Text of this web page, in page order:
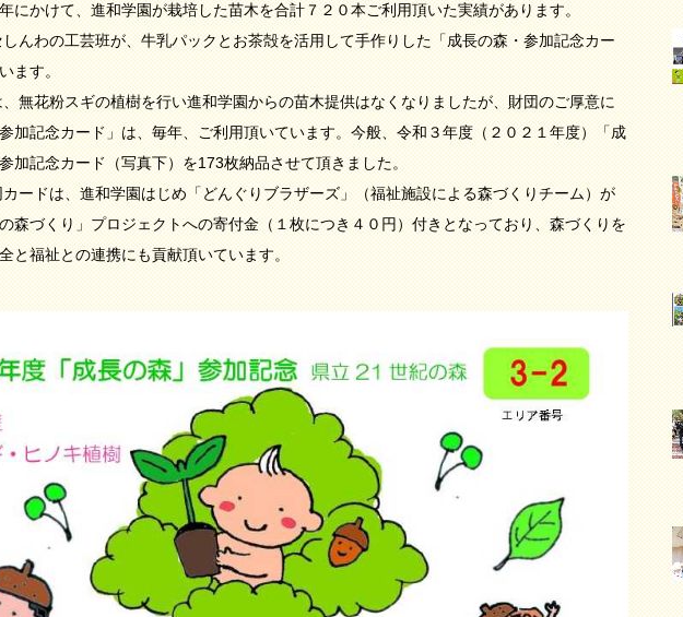
にかけて、進和学園が栽培した苗木を合計７２０本ご利用頂いた実績があります。
しんわの工芸班が、牛乳パックとお茶殻を活用して手作りした「成長の森・参加記念カー
ます。
、無花粉スギの植樹を行い進和学園からの苗木提供はなくなりましたが、財団のご厚意に
加記念カード」は、毎年、ご利用頂いています。今般、令和３年度（２０２１年度）「成
加記念カード（写真下）を173枚納品させて頂きました。
ードは、進和学園はじめ「どんぐりブラザーズ」（福祉施設による森づくりチーム）が
森づくり」プロジェクトへの寄付金（１枚につき４０円）付きとなっており、森づくりを
と福祉との連携にも貢献頂いています。